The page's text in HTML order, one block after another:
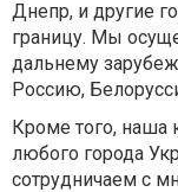
Днепр, и другие
границу. Мы
дальнему
Россию,
Кроме того, наша
любого города
сотрудничаем с